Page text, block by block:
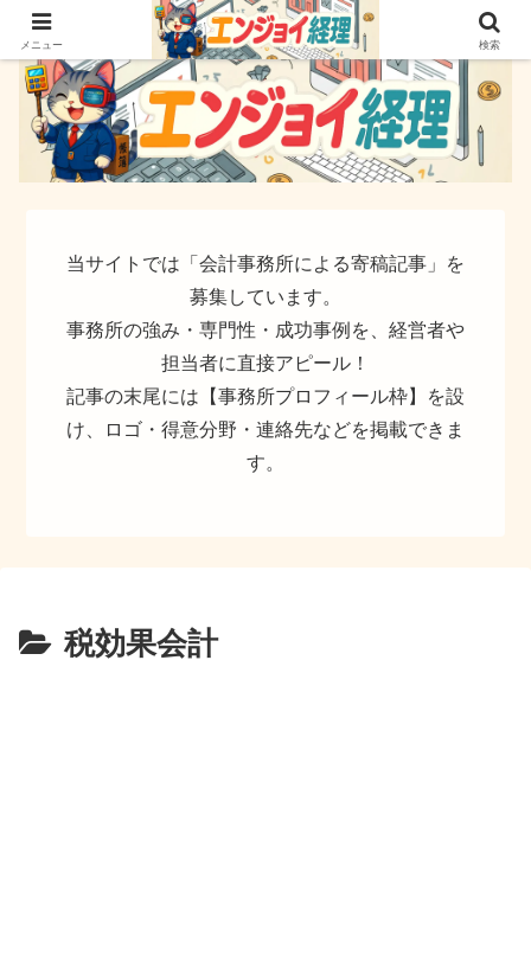
簿記でなく実務ができるサイト
当サイトでは「会計事務所による寄稿記事」を
募集しています。
事務所の強み・専門性・成功事例を、経営者や
担当者に直接アピール！
記事の末尾には【事務所プロフィール枠】を設
け、ロゴ・得意分野・連絡先などを掲載できま
す。
税効果会計
メニュー 検索